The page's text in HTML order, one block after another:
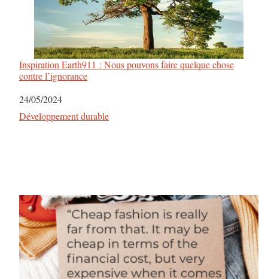
Inspiration Earth911 : Nous pouvons faire quelque chose
contre l’ignorance
Date
24/05/2024
Par rapport à
Développement durable